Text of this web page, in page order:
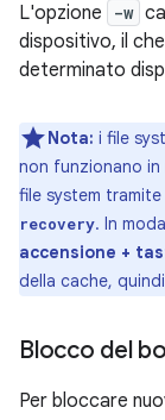
L'opzione -w
dispositivo, il
determinato
Nota: i file
non funzionano in
file system
recovery. In
accensione +
della cache,
Blocco del
Per bloccare